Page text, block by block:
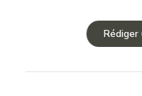
Rédiger